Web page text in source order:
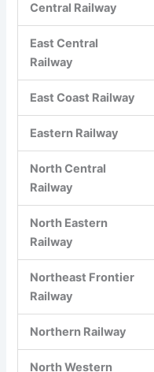
Central Railway
East Central
Railway
East Coast Railway
Eastern Railway
North Central
Railway
North Eastern
Railway
Northeast Frontier
Railway
Northern Railway
North Western